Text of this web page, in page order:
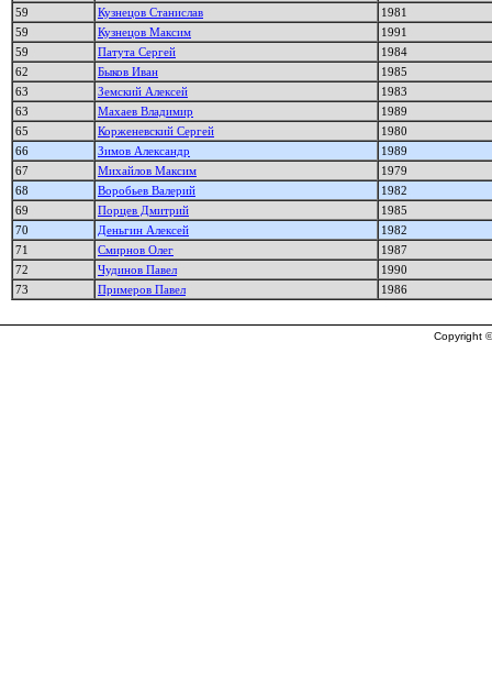
59
Кузнецов Станислав
1981
59
Кузнецов Максим
1991
59
Патута Сергей
1984
62
Быков Иван
1985
63
Земский Алексей
1983
63
Махаев Владимир
1989
65
Корженевский Сергей
1980
66
Зимов Александр
1989
67
Михайлов Максим
1979
68
Воробьев Валерий
1982
69
Порцев Дмитрий
1985
70
Деньгин Алексей
1982
71
Смирнов Олег
1987
72
Чудинов Павел
1990
73
Примеров Павел 1986
Copyright